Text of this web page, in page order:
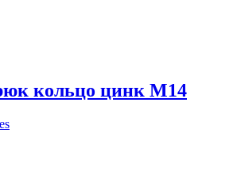
кольцо цинк М14